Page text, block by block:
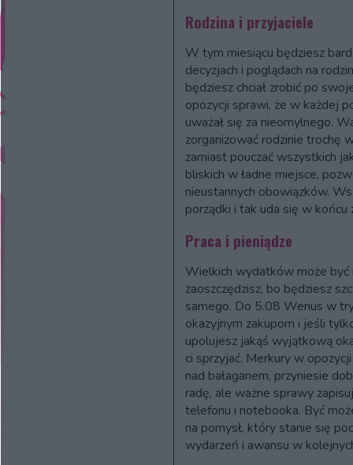
Rodzina i przyjaciele
W tym miesiącu będziesz
decyzjach i poglądach na
będziesz chciał zrobić po
opozycji sprawi, że w każdej
uważał się za nieomylnego.
zorganizować rodzinie trochę
zamiast pouczać wszystkich
bliskich w ładne miejsce,
nieustannych obowiązków.
porządki i tak uda się w końcu
Praca i pieniądze
Wielkich wydatków może być
zaoszczędzisz, bo będziesz
samego. Do 5.08 Wenus w
okazyjnym zakupom i jeśli
upolujesz jakąś wyjątkową
ci sprzyjać. Merkury w
nad bałaganem, przyniesie
radę, ale ważne sprawy
telefonu i notebooka. Być
na pomysł, który stanie się
wydarzeń i awansu w